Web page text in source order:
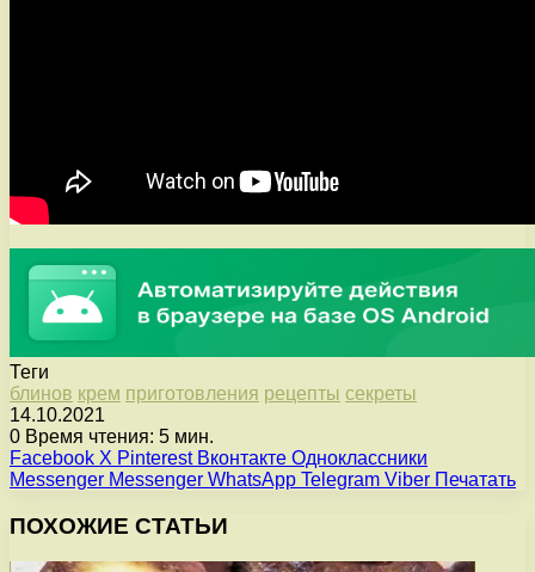
Теги
блинов крем приготовления рецепты секреты
14.10.2021
0 Время чтения: 5 мин.
Facebook X Pinterest Вконтакте Одноклассники
Messenger Messenger WhatsApp Telegram Viber Печатать
ПОХОЖИЕ СТАТЬИ